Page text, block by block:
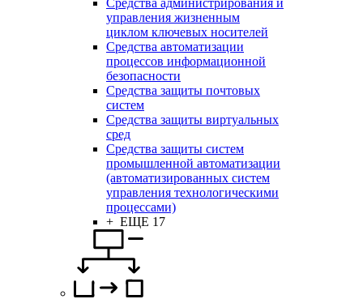
управления жизненным
циклом ключевых носителей
Средства автоматизации
процессов информационной
безопасности
Средства защиты почтовых
систем
Средства защиты виртуальных
сред
Средства защиты систем
промышленной автоматизации
(автоматизированных систем
управления технологическими
процессами)
+ ЕЩЕ 17